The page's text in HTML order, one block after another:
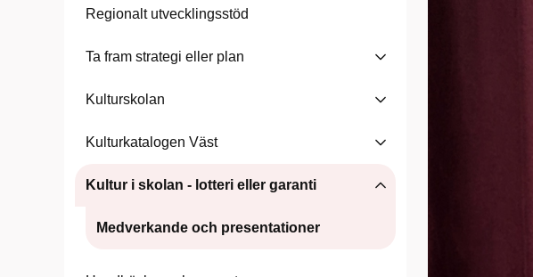
Regionalt utvecklingsstöd
Ta fram strategi eller plan
Kulturskolan
Kulturkatalogen Väst
Kultur i skolan - lotteri eller garanti
Medverkande och presentationer